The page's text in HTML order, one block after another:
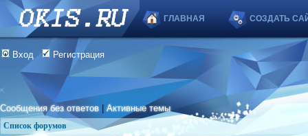
ГЛАВНАЯ СОЗДАТЬ
Вход Регистрация
Сообщения без ответов |Активные темы
Список форумов